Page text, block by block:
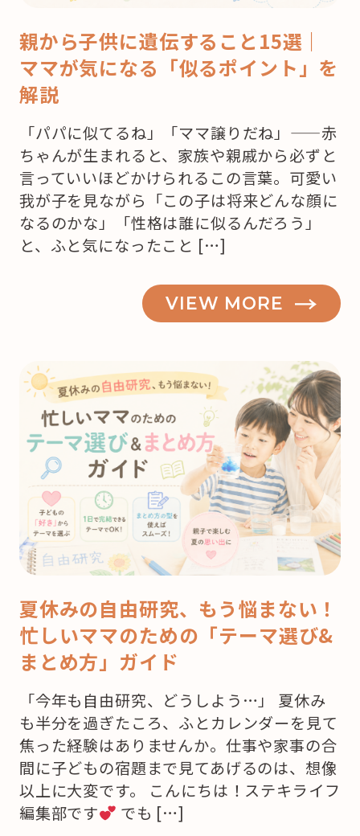
親から子供に遺伝すること15選｜
ママが気になる「似るポイント」を
解説
「パパに似てるね」「ママ譲りだね」——赤
ちゃんが生まれると、家族や親戚から必ずと
言っていいほどかけられるこの言葉。可愛い
我が子を見ながら「この子は将来どんな顔に
なるのかな」「性格は誰に似るんだろう」
と、ふと気になったこと […]
VIEW MORE
夏休みの自由研究、もう悩まない！
忙しいママのための「テーマ選び&
まとめ方」ガイド
「今年も自由研究、どうしよう…」 夏休み
も半分を過ぎたころ、ふとカレンダーを見て
焦った経験はありませんか。仕事や家事の合
間に子どもの宿題まで見てあげるのは、想像
以上に大変です。 こんにちは！ステキライフ
編集部です
でも […]